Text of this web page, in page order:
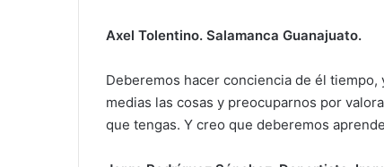
Axel Tolentino. Salamanca Guanajuato.
Deberemos hacer conciencia de él
medias las cosas y preocuparnos por
que tengas. Y creo que deberemos